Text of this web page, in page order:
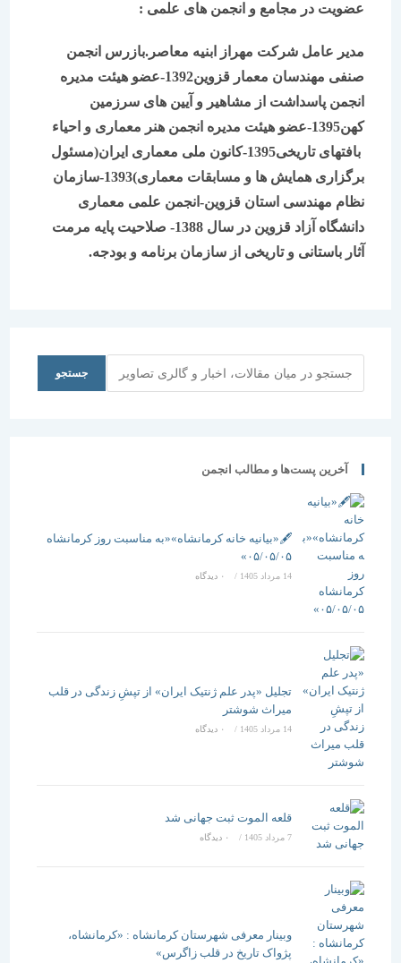
عضویت در مجامع و انجمن های علمی :
مدیر عامل شرکت مهراز ابنیه معاصر.بازرس انجمن
صنفی مهندسان معمار قزوین1392-عضو هیئت مدیره
انجمن پاسداشت از مشاهیر و آیین های سرزمین
ء
بافتهای تاریخی1395-کانون ملی معماری ایران(مسئول
برگزاری همایش ها و مسابقات معماری)1393-سازمان
نظام مهندسی استان قزوین-انجمن علمی معماری
دانشگاه آزاد قزوین در سال 1388- صلاحیت پایه مرمت
آثار باستانی و تاریخی از سازمان برنامه و بودجه.
جستجو
آخرین پست‌ها و مطالب انجمن
🖋️«بیانیه خانه کرمانشاه»«به مناسبت روز کرمانشاه
۰۵/۰۵/۰۵»
/ ۰ دیدگاه
تجلیل «پدر علم ژنتیک ایران» از تپشِ زندگی در قلب
میراث شوشتر
14 مرداد 1405 / ۰ دیدگاه
قلعه الموت ثبت جهانی شد
/ ۰ دیدگاه
وبینار معرفی شهرستان کرمانشاه : «کرمانشاه،
پژواک تاریخ در قلب زاگرس»